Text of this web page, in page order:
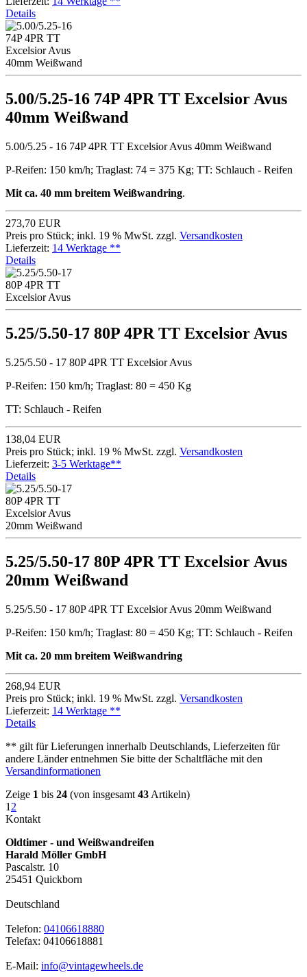
Details
5.00/5.25-16 74P 4PR TT Excelsior Avus
40mm Weißwand
5.00/5.25 - 16 74P 4PR TT Excelsior Avus 40mm Weißwand
P-Reifen: 150 km/h; Traglast: 74 = 375 Kg; TT: Schlauch - Reifen
Mit ca. 40 mm breitem Weißwandring.
273,70 EUR
Preis pro Stück; inkl. 19 % MwSt. zzgl. Versandkosten
Lieferzeit: 14 Werktage **
Details
5.25/5.50-17 80P 4PR TT Excelsior Avus
5.25/5.50 - 17 80P 4PR TT Excelsior Avus
P-Reifen: 150 km/h; Traglast: 80 = 450 Kg
TT: Schlauch - Reifen
138,04 EUR
Preis pro Stück; inkl. 19 % MwSt. zzgl. Versandkosten
Lieferzeit: 3-5 Werktage**
Details
5.25/5.50-17 80P 4PR TT Excelsior Avus
20mm Weißwand
5.25/5.50 - 17 80P 4PR TT Excelsior Avus 20mm Weißwand
P-Reifen: 150 km/h; Traglast: 80 = 450 Kg; TT: Schlauch - Reifen
Mit ca. 20 mm breitem Weißwandring
268,94 EUR
Preis pro Stück; inkl. 19 % MwSt. zzgl. Versandkosten
Lieferzeit: 14 Werktage **
Details
** gilt für Lieferungen innerhalb Deutschlands, Lieferzeiten für
andere Länder entnehmen Sie bitte der Schaltfläche mit den
Versandinformationen
Zeige 1 bis 24 (von insgesamt 43 Artikeln)
1 2
Kontakt
Oldtimer - und Weißwandreifen
Harald Möller GmbH
Pascalstr. 10
25451 Quickborn
Deutschland
Telefon: 04106618880
Telefax: 04106618881
E-Mail: info@vintagewheels.de